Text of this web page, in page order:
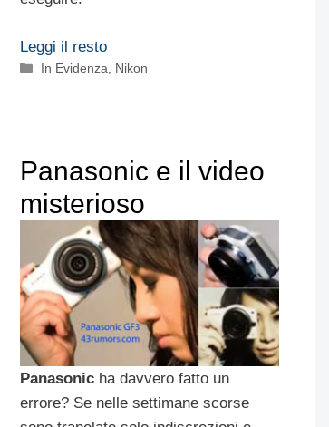
Leggi il resto
Categorie
In Evidenza Nikon
Panasonic e il video
misterioso
Panasonic ha davvero fatto un
errore? Se nelle settimane scorse